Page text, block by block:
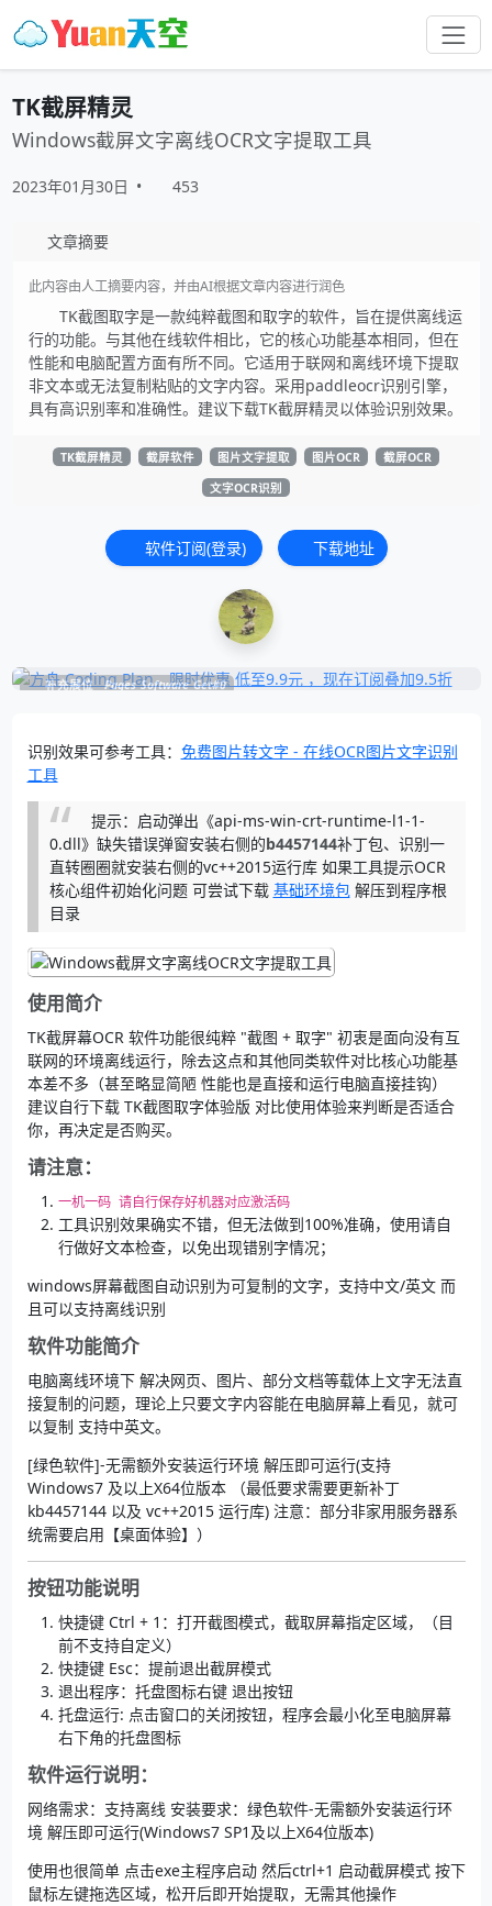
TK截屏精灵
Windows截屏文字离线OCR文字提取工具
2023年01月30日 • 453
文章摘要
此内容由人工摘要内容，并由AI根据文章内容进行润色
TK截图取字是一款纯粹截图和取字的软件，旨在提供离线运
行的功能。与其他在线软件相比，它的核心功能基本相同，但在
性能和电脑配置方面有所不同。它适用于联网和离线环境下提取
非文本或无法复制粘贴的文字内容。采用paddleocr识别引擎，
具有高识别率和准确性。建议下载TK截屏精灵以体验识别效果。
TK截屏精灵 截屏软件 图片文字提取 图片OCR
截屏OCR
文字OCR识别
软件订阅(登录) 下载地址
补充展位 Pages_Software_Get#0
识别效果可参考工具： 免费图片转文字 - 在线OCR图片文字识别
工具
提示：启动弹出《api-ms-win-crt-runtime-l1-1-
0.dll》缺失错误弹窗安装右侧的b4457144补丁包、识别一
直转圈圈就安装右侧的vc++2015运行库 如果工具提示OCR
核心组件初始化问题 可尝试下载 基础环境包解压到程序根
目录
使用简介
TK截屏幕OCR 软件功能很纯粹 "截图 + 取字" 初衷是面向没有互
联网的环境离线运行，除去这点和其他同类软件对比核心功能基
本差不多（甚至略显简陋 性能也是直接和运行电脑直接挂钩）
建议自行下载 TK截图取字体验版 对比使用体验来判断是否适合
你，再决定是否购买。
请注意：
一机一码 请自行保存好机器对应激活码
工具识别效果确实不错，但无法做到100%准确，使用请自
行做好文本检查，以免出现错别字情况；
windows屏幕截图自动识别为可复制的文字，支持中文/英文 而
且可以支持离线识别
软件功能简介
电脑离线环境下 解决网页、图片、部分文档等载体上文字无法直
接复制的问题，理论上只要文字内容能在电脑屏幕上看见，就可
以复制 支持中英文。
[绿色软件]-无需额外安装运行环境 解压即可运行(支持
Windows7 及以上X64位版本 （最低要求需要更新补丁
kb4457144 以及 vc++2015 运行库) 注意：部分非家用服务器系
统需要启用【桌面体验】）
按钮功能说明
快捷键 Ctrl + 1：打开截图模式，截取屏幕指定区域，（目
前不支持自定义）
快捷键 Esc：提前退出截屏模式
退出程序：托盘图标右键 退出按钮
托盘运行: 点击窗口的关闭按钮，程序会最小化至电脑屏幕
右下角的托盘图标
软件运行说明：
网络需求：支持离线 安装要求：绿色软件-无需额外安装运行环
境 解压即可运行(Windows7 SP1及以上X64位版本)
使用也很简单 点击exe主程序启动 然后ctrl+1 启动截屏模式 按下
鼠标左键拖选区域，松开后即开始提取，无需其他操作